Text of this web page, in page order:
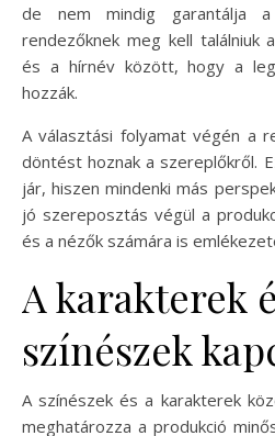
de nem mindig garantálja
rendezőknek meg kell találniuk
és a hírnév között, hogy a
hozzák.
A választási folyamat végén a
döntést hoznak a szereplőkről.
jár, hiszen mindenki más
jó szereposztás végül a
és a nézők számára is
A karakterek
színészek
A színészek és a karakterek
meghatározza a produkció